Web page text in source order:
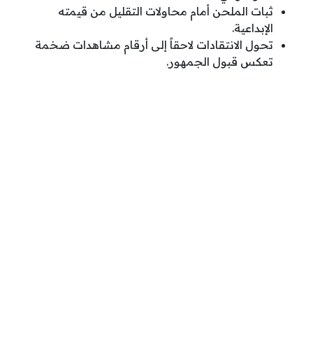
ثبات الملحن أمام محاولات التقليل من قيمته
الإبداعية.
تحول الانتقادات لاحقاً إلى أرقام مشاهدات ضخمة
تعكس قبول الجمهور.